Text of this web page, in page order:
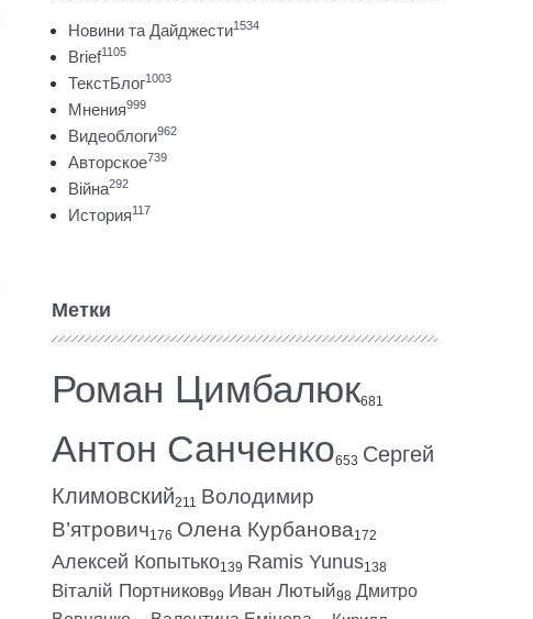
Новини та Дайджести1534
Brief1105
ТекстБлог1003
Мнения999
Видеоблоги962
Авторское739
Війна292
История117
Метки
Роман Цимбалюк681
Антон Санченко653 Сергей
Климовский211 Володимир
В’ятрович176 Олена Курбанова172
Алексей Копытько139 Ramis Yunus138
Віталій Портников99 Иван Лютый98 Дмитро